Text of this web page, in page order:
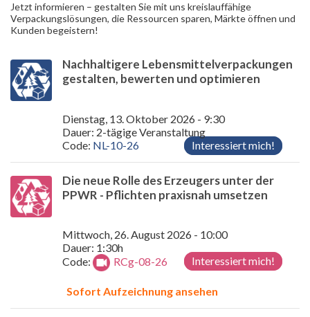
Jetzt informieren – gestalten Sie mit uns kreislauffähige
Verpackungslösungen, die Ressourcen sparen, Märkte öffnen und
Kunden begeistern!
Nachhaltigere Lebensmittelverpackungen
gestalten, bewerten und optimieren
Dienstag, 13. Oktober 2026 - 9:30
Dauer: 2-tägige Veranstaltung
Interessiert mich!
Code: NL-10-26
Die neue Rolle des Erzeugers unter der
PPWR - Pflichten praxisnah umsetzen
Mittwoch, 26. August 2026 - 10:00
Dauer: 1:30h
Interessiert mich!
Code: RCg-08-26
Sofort Aufzeichnung ansehen